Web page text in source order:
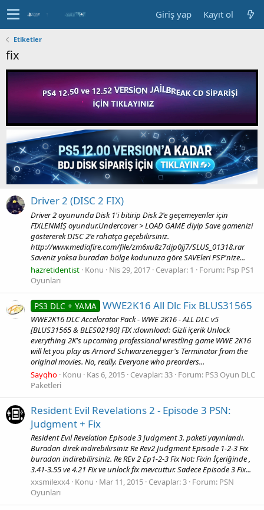
Giriş yap Kayıt ol
Etiketler
fix
Driver 2 (DISC 2 FIX)
Driver 2 oyununda Disk 1'i bitirip Disk 2'e geçemeyenler için
FIXLENMİŞ oyundur.Undercover > LOAD GAME diyip Save gamenizi
göstererek DISC 2'e rahatça geçebilirsiniz.
http://www.mediafire.com/file/zm6xu8z7djp0jj7/SLUS_01318.rar
Saveniz yoksa buradan bölge kodunuza göre SAVEleri PSP'nize...
hazretidentist Konu Nis 29, 2017 Cevaplar: 1 Forum: Psp PS1
Oyunları
PS3 DLC + YAMA WWE2K16 All Dlc Fix BLUS31565
WWE2K16 DLC Accelorator Pack - WWE 2K16 - ALL DLC v5
[BLUS31565 & BLES02190] FIX :download: Gizli içerik Unlock
everything 2K's upcoming professional wrestling game WWE 2K16
will let you play as Arnord Schwarzenegger's Terminator from the
original movies. No, really. Everyone who preorders...
Sayqho Konu Kas 6, 2015 Cevaplar: 33 Forum: PS3 Oyun DLC
Paketleri
Resident Evil Revelations 2 - Episode 3 PSN:
Judgment + Fix
Resident Evıl Revelation Episode 3 Judgment 3. paketi yayınlandı.
Buradan direk indirebilirsiniz Re Rev2 Judgment Episode 1-2-3 Fix
buradan indirebilirsiniz. Re REv 2 Ep1-2-3 Fix Not: Fixin İçeriğinde ,
3.41-3.55 ve 4.21 Fix ve unlock fix mevcuttur. Sadece Episode 3 Fix...
xxsmilexx4 Konu Mar 11, 2015 Cevaplar: 3 Forum: PSN
Oyunları